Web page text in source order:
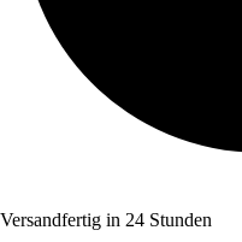
Versandfertig in 24 Stunden